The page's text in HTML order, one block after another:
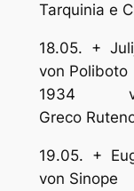
Tarquinia e
18.05. +
von
1934
Greco
19.05. +
von